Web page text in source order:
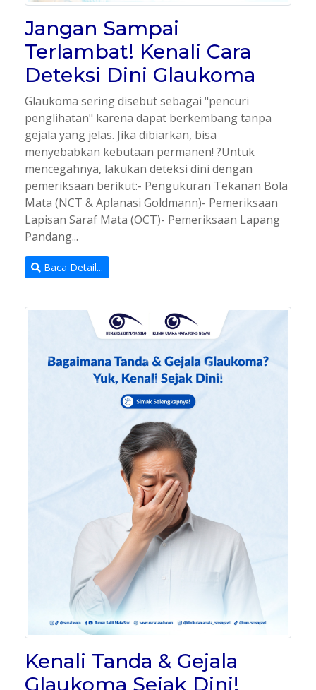
Jangan Sampai
Terlambat! Kenali Cara
Deteksi Dini Glaukoma
Glaukoma sering disebut sebagai "pencuri
penglihatan" karena dapat berkembang tanpa
gejala yang jelas. Jika dibiarkan, bisa
menyebabkan kebutaan permanen! ?Untuk
mencegahnya, lakukan deteksi dini dengan
pemeriksaan berikut:- Pengukuran Tekanan Bola
Mata (NCT & Aplanasi Goldmann)- Pemeriksaan
Lapisan Saraf Mata (OCT)- Pemeriksaan Lapang
Pandang...
Baca Detail...
Kenali Tanda & Gejala
Glaukoma Sejak Dini!